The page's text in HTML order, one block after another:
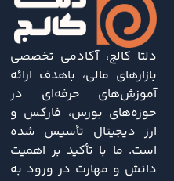
دلتا کالج، آکادمی تخصصی
بازارهای مالی، باهدف ارائه
آموزش‌های حرفه‌ای در
حوزه‌های بورس، فارکس و
ارز دیجیتال تأسیس شده
است. ما با تأکید بر اهمیت
دانش و مهارت در ورود به